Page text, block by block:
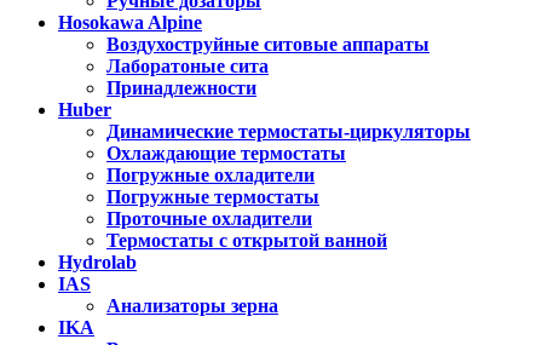
Hosokawa Alpine
Воздухоструйные ситовые аппараты
Лаборатоные сита
Принадлежности
Huber
Динамические термостаты-циркуляторы
Охлаждающие термостаты
Погружные охладители
Погружные термостаты
Проточные охладители
Термостаты с открытой ванной
Hydrolab
IAS
Анализаторы зерна
IKA